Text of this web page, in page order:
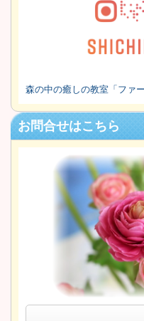
森の中の癒しの教室 「ファ
お問合せはこちら